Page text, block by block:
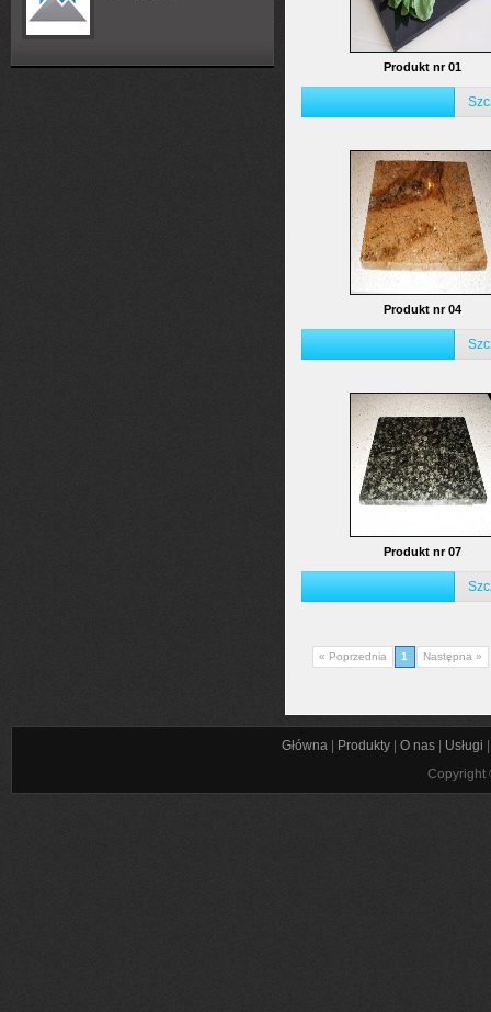
Produkt nr 01
Produkt nr 04
Produkt nr 07
« Poprzednia 1 Następna »
Główna | Produkty | O nas | Usługi